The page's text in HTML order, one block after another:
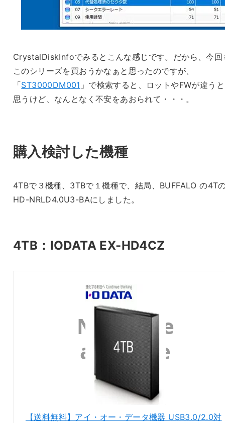
CrystalDiskInfoでみるとこんな感じです。だから、今回
このシリーズを買おうかなぁと思ったのですが、
「ST3000DM001 」で検索すると、ロットやFWが違う
思うけど、なんとなく不安をあおられて・・・。
購入検討した機種
4TBで３機種、3TBで１機種で、結局、BUFFALO の4T
HD-NRLD4.0U3-BAにしました。
4TB：IODATA EX-HD4CZ
【送料無料】アイ・オー・データ機器 USB3.0/2.0対